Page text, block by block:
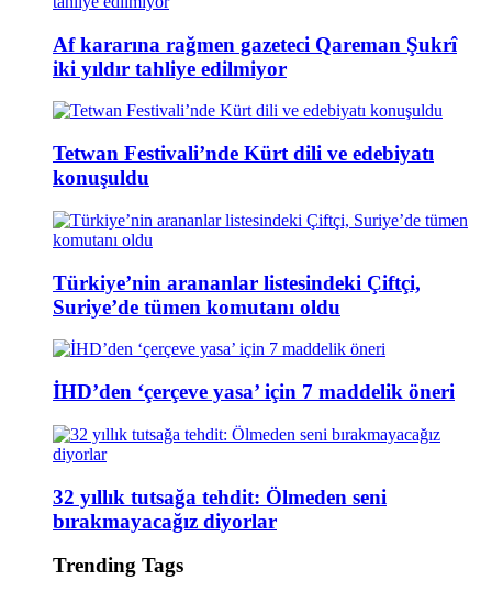
Af kararına rağmen gazeteci Qareman Şukrî
iki yıldır tahliye edilmiyor
Tetwan Festivali’nde Kürt dili ve edebiyatı
konuşuldu
Türkiye’nin arananlar listesindeki Çiftçi,
Suriye’de tümen komutanı oldu
İHD’den ‘çerçeve yasa’ için 7 maddelik öneri
32 yıllık tutsağa tehdit: Ölmeden seni
bırakmayacağız diyorlar
Trending Tags